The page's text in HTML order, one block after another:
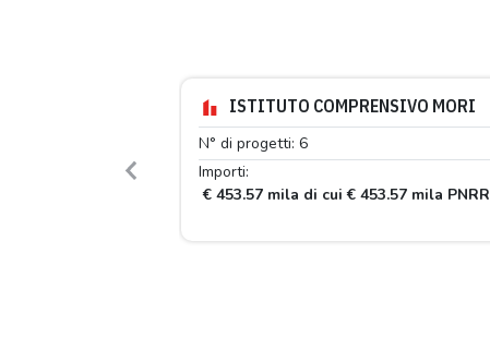
ISTITUTO COMPRENSIVO MORI
N° di progetti: 6
Importi:
€ 453.57 mila di cui € 453.57 mila PNRR
Previous